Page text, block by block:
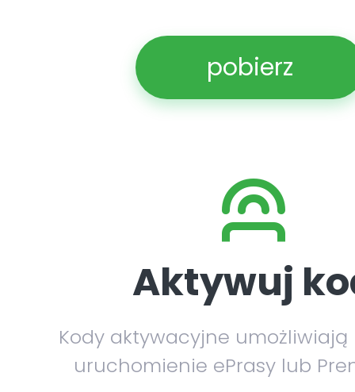
pobierz
Aktywuj
Kody aktywacyjne umożliwiają
uruchomienie ePrasy lub